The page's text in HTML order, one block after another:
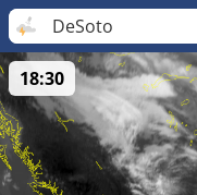
DeSoto
18:30